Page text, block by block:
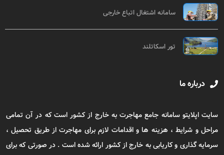
سامانه اشتغال اتباع خارجی
تور اسکاتلند
درباره ما
سایت اپلایتو سامانه جامع مهاجرت به خارج از کشور است که در آن تمامی
مراحل و شرایط ، هزینه ها و اقدامات لازم برای مهاجرت از طریق تحصیل ،
سرمایه گذاری و کاریابی به خارج از کشور ارائه شده است . در صورتی که برای